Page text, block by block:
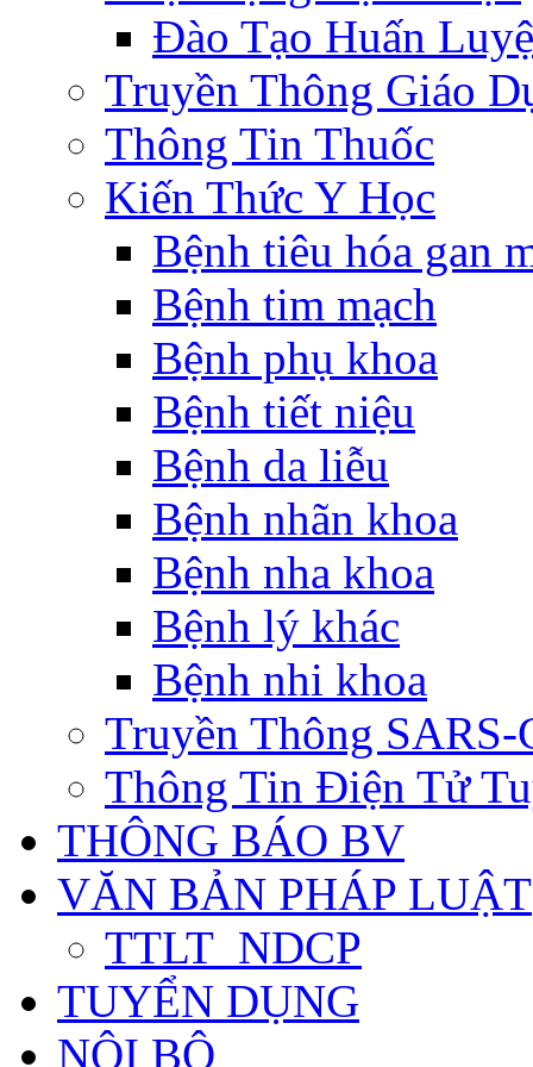
Đào Tạo Huấn
Truyền Thông Giáo
Thông Tin Thuốc
Kiến Thức Y Học
Bệnh tiêu hóa gan
Bệnh tim mạch
Bệnh phụ khoa
Bệnh tiết niệu
Bệnh da liễu
Bệnh nhãn khoa
Bệnh nha khoa
Bệnh lý khác
Bệnh nhi khoa
Truyền Thông SARS-
Thông Tin Điện Tử
THÔNG BÁO BV
VĂN BẢN PHÁP LUẬT
TTLT_NDCP
TUYỂN DỤNG
NỘI BỘ